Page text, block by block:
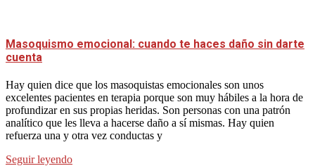
Masoquismo emocional: cuando te haces daño sin darte
cuenta
Hay quien dice que los masoquistas emocionales son unos
excelentes pacientes en terapia porque son muy hábiles a la hora de
profundizar en sus propias heridas. Son personas con una patrón
analítico que les lleva a hacerse daño a sí mismas. Hay quien
refuerza una y otra vez conductas y
Seguir leyendo